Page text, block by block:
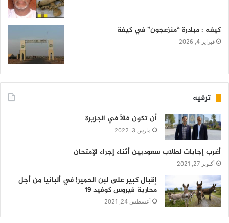
كيفه : مبادرة “منزعجون” في كيفة
فبراير 4, 2026
ترفيه
أن تكون فالاً في الجزيرة
مارس 3, 2022
أغرب إجابات لطلاب سعوديين أثناء إجراء الإمتحان
أكتوبر 27, 2021
إقبال كبير على لبن الحمير! في ألبانيا من أجل
محاربة فيروس كوفيد 19
أغسطس 24, 2021